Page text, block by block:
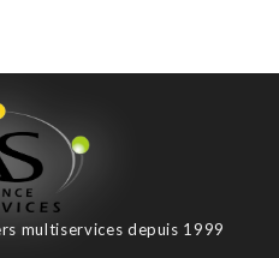
multiservices depuis 1999